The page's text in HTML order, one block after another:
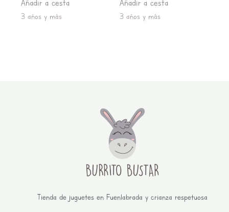
Añadir a cesta
3 años y más
Añadir a cesta
3 años y más
Tienda de juguetes en Fuenlabrada y crianza respetuosa